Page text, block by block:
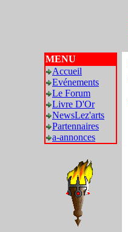
MENU
Accueil
Evénements
Le Forum
Livre D'Or
NewsLez'arts
Partennaires
a-annonces